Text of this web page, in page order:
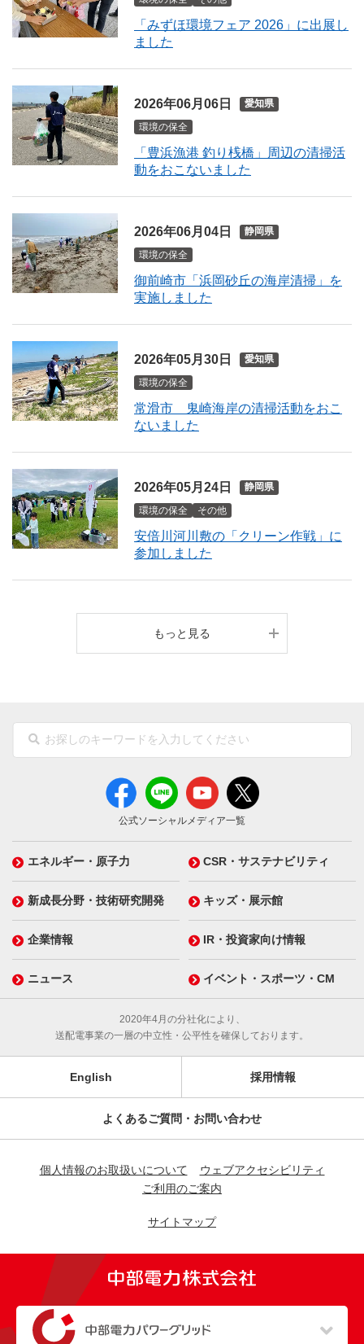
「みずほ環境フェア 2026」に出展し
ました
2026年06月06日 愛知県
環境の保全
「豊浜漁港 釣り桟橋」周辺の清掃活
動をおこないました
2026年06月04日 静岡県
環境の保全
御前崎市「浜岡砂丘の海岸清掃」を
実施しました
2026年05月30日 愛知県
環境の保全
常滑市 鬼崎海岸の清掃活動をおこ
ないました
2026年05月24日 静岡県
環境の保全 その他
安倍川河川敷の「クリーン作戦」に
参加しました
もっと見る
公式ソーシャルメディア一覧
エネルギー・原子力 CSR・サステナビリティ
新成長分野・技術研究開発 キッズ・展示館
企業情報 IR・投資家向け情報
ニュース イベント・スポーツ・CM
2020年4月の分社化により、
送配電事業の一層の中立性・公平性を確保しております。
English 採用情報
よくあるご質問・お問い合わせ
個人情報のお取扱いについて
ウェブアクセシビリティ
ご利用のご案内
サイトマップ
（新しいウィンドウを開きます）